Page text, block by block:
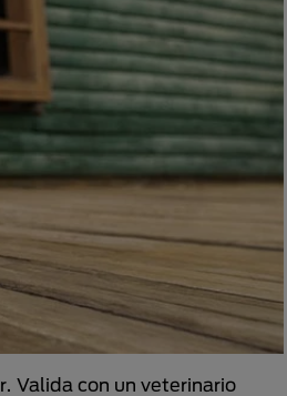
Valida con un veterinario